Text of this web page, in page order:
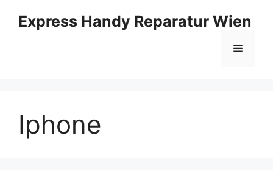
Express Handy Reparatur Wien
Menu
Iphone